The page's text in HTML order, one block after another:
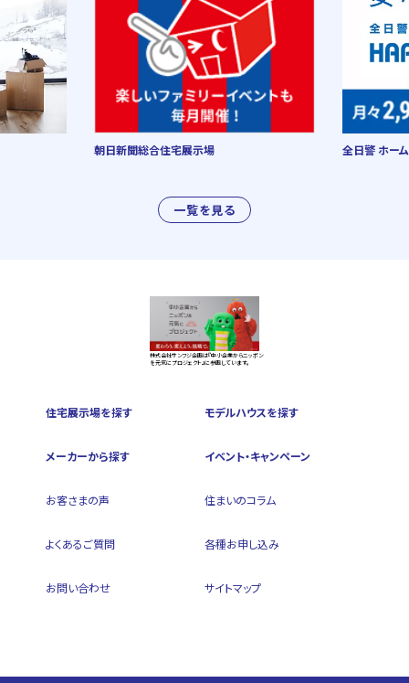
一覧を見る
朝日新聞総合住宅展示場 全日警 ホー
株式会社サンフジ企画は『中小企業からニッポン
を元気にプロジェクト』に参画しています。
住宅展示場を探す モデルハウスを探す
メーカーから探す イベント・キャンペーン
お客さまの声 住まいのコラム
よくあるご質問 各種お申し込み
お問い合わせ サイトマップ